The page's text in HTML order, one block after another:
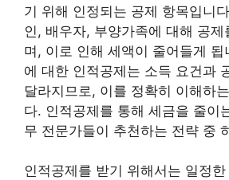
기 위해 인정되는 공제 항목입니
인, 배우자, 부양가족에 대해 공제
며, 이로 인해 세액이 줄어들게
에 대한 인적공제는 소득 요건과
달라지므로, 이를 정확히 이해하
다. 인적공제를 통해 세금을 줄이
무 전문가들이 추천하는 전략 중
인적공제를 받기 위해서는 일정